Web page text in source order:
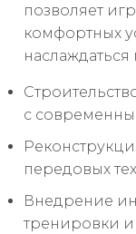
позволяет
комфортных
с
передовых
Внедрение
тренировки и